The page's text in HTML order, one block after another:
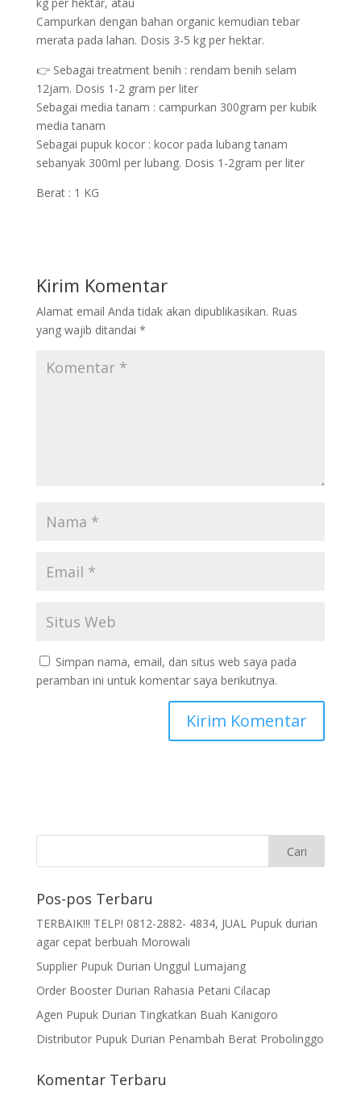
Campurkan dengan bahan organic kemudian tebar
merata pada lahan. Dosis 3-5 kg per hektar.
👉 Sebagai treatment benih : rendam benih selam
12jam. Dosis 1-2 gram per liter
Sebagai media tanam : campurkan 300gram per kubik
media tanam
Sebagai pupuk kocor : kocor pada lubang tanam
sebanyak 300ml per lubang. Dosis 1-2gram per liter
Berat : 1 KG
Kirim Komentar
Alamat email Anda tidak akan dipublikasikan. Ruas
yang wajib ditandai *
Simpan nama, email, dan situs web saya pada
peramban ini untuk komentar saya berikutnya.
Pos-pos Terbaru
TERBAIK!!! TELP! 0812-2882- 4834, JUAL Pupuk durian
agar cepat berbuah Morowali
Supplier Pupuk Durian Unggul Lumajang
Order Booster Durian Rahasia Petani Cilacap
Agen Pupuk Durian Tingkatkan Buah Kanigoro
Distributor Pupuk Durian Penambah Berat Probolinggo
Komentar Terbaru